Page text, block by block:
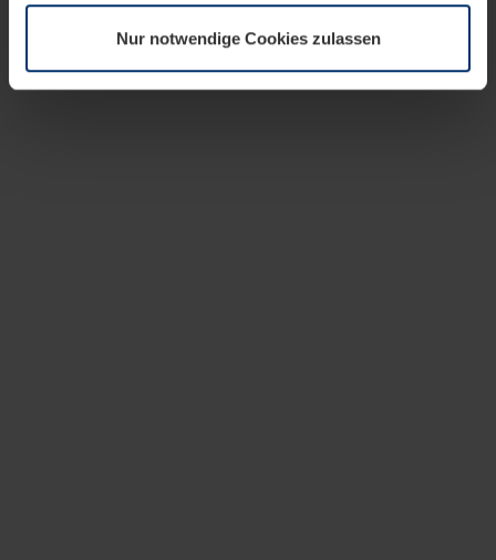
Datenschutzerklärungunserer Website ändern oder
widerrufen.
Nur notwendige Cookies zulassen